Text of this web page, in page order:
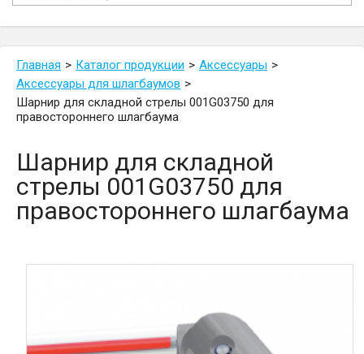
Главная Каталог продукции
Аксессуары
Аксессуары для шлагбаумов
Шарнир для складной стрелы 001G03750 для
правостороннего шлагбаума
Шарнир для складной
стрелы 001G03750 для
правостороннего шлагбаума